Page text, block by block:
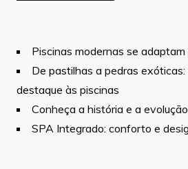
Piscinas modernas se
De pastilhas a pedras
destaque às piscinas
Conheça a história e a
SPA Integrado: conforto e